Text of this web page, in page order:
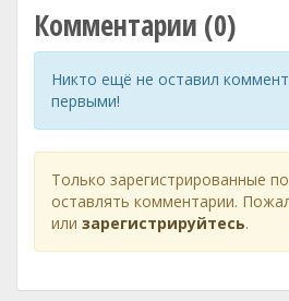
Комментарии (0)
Никто ещё не оставил
первыми!
Только зарегистрированные
оставлять комментарии.
или зарегистрируйтесь.